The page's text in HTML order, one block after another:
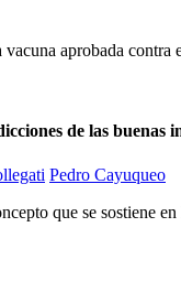
aprobada
de las buenas
Pedro Cayuqueo
que se sostiene